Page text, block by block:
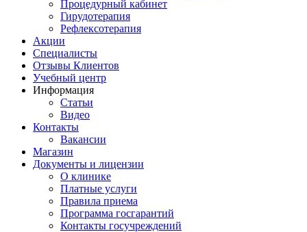
Процедурный кабинет
Гирудотерапия
Рефлексотерапия
Акции
Специалисты
Отзывы Клиентов
Учебный центр
Информация
Статьи
Видео
Контакты
Вакансии
Магазин
Документы и лицензии
О клинике
Платные услуги
Правила приема
Программа госгарантий
Контакты госучреждений